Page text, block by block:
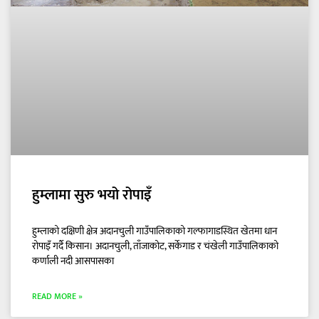
हुम्लामा सुरु भयो रोपाइँ
हुम्लाको दक्षिणी क्षेत्र अदानचुली गाउँपालिकाको गल्फागाडस्थित खेतमा धान
रोपाइँ गर्दै किसान। अदानचुली, ताँजाकोट, सर्केगाड र चंखेली गाउँपालिकाको
कर्णाली नदी आसपासका
READ MORE »